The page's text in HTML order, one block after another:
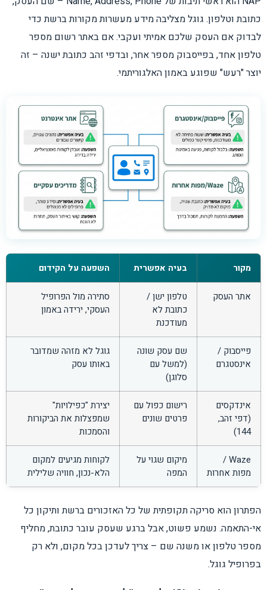
כתובת וטלפון. גוגל מצליבה מידע מעשרות מקורות ברשת כדי
לבדוק אם העסק שלכם אמיתי ועקבי. אם באתר רשום מספר
טלפון אחד, בפייסבוק מספר אחר, ובדפי זהב כתובת ישנה – זה
יוצר "רעש" שפוגע באמון האלגוריתמי.
מקור בעיה אפשרית השפעה על הקידום
אתר העסק
טלפון ישן /
כתובת לא
מעודכנת
סתירה מול הפרופיל
העסקי, ירידה באמון
פייסבוק /
אינסטגרם
שם עסק שונה
(למשל עם
סלוגן)
גוגל לא מזהה שמדובר
באותו עסק
אינדקסים
(דפי זהב,
144)
רישום כפול עם
פרטים שונים
יצירת "כפילויות"
שמפצלות את הביקורות
והסמכות
Waze /
מפות אחרות
מיקום שגוי על
המפה
לקוחות מגיעים למקום
הלא-נכון, חוויה שלילית
הפתרון הוא סריקה תקופתית של כל האזכורים ברשת ותיקון כל
אי-התאמה. נשמע פשוט, אבל ברגע שעסק עובר כתובת, מחליף
מספר טלפון או משנה שם – צריך לעדכן בכל מקום, ולא רק
בפרופיל גוגל.